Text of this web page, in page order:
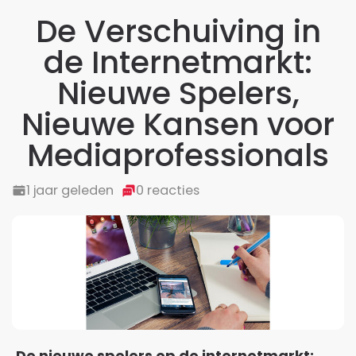
De Verschuiving in
de Internetmarkt:
Nieuwe Spelers,
Nieuwe Kansen voor
Mediaprofessionals
1 jaar geleden 0 reacties